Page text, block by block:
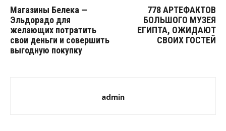
Магазины Белека —
Эльдорадо для
желающих потратить
свои деньги и совершить
выгодную покупку
778 АРТЕФАКТОВ
БОЛЬШОГО МУЗЕЯ
ЕГИПТА, ОЖИДАЮТ
СВОИХ ГОСТЕЙ
admin